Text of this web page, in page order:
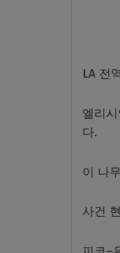
LA 전
엘리
다.
이 나
사건